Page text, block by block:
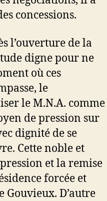
concessions.
l’ouverture de la
digne pour ne
où ces
le
le M.N.A. comme
de pression sur
dignité de se
Cette noble et
et la remise
forcée et
D’autre